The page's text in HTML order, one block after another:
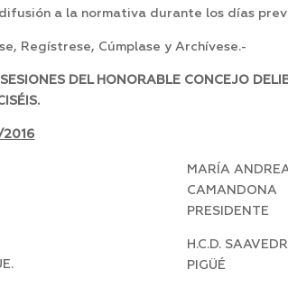
a la normativa durante los días
Regístrese, Cúmplase y Archívese.-
DEL HONORABLE CONCEJO
2016
MARÍA
CAMANDONA
PRESIDENTE
H.C.D.
PIGÜÉ